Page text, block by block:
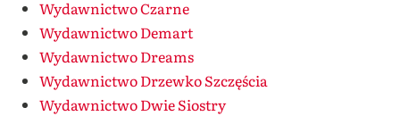
Wydawnictwo Czarne
Wydawnictwo Demart
Wydawnictwo Dreams
Wydawnictwo Drzewko Szczęścia
Wydawnictwo Dwie Siostry